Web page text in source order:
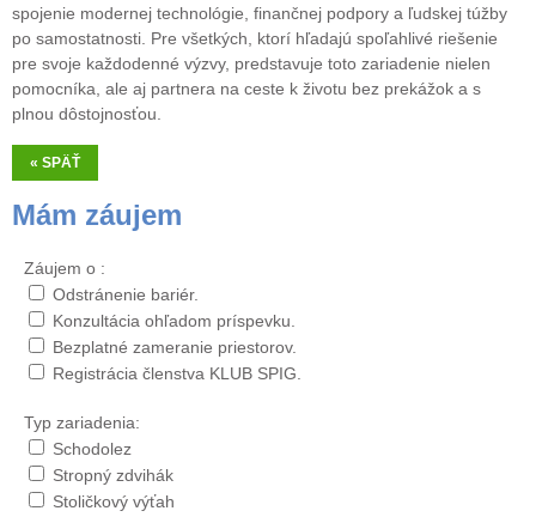
spojenie modernej technológie, finančnej podpory a ľudskej túžby
po samostatnosti. Pre všetkých, ktorí hľadajú spoľahlivé riešenie
pre svoje každodenné výzvy, predstavuje toto zariadenie nielen
pomocníka, ale aj partnera na ceste k životu bez prekážok a s
plnou dôstojnosťou.
« SPÄŤ
Mám záujem
Záujem o :
Odstránenie bariér.
Konzultácia ohľadom príspevku.
Bezplatné zameranie priestorov.
Registrácia členstva KLUB SPIG.
Typ zariadenia:
Schodolez
Stropný zdvihák
Stoličkový výťah